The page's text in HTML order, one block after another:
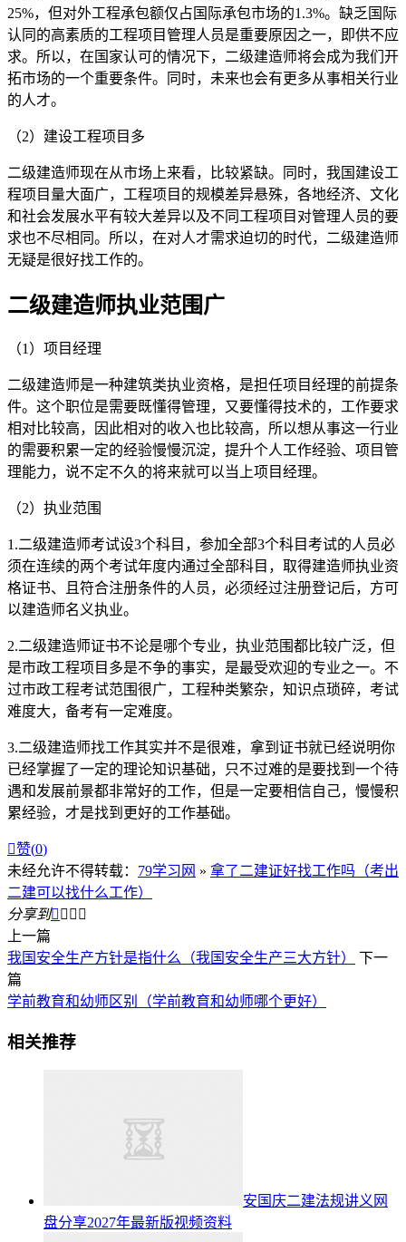
25%，但对外工程承包额仅占国际承包市场的1.3%。缺乏国际
认同的高素质的工程项目管理人员是重要原因之一，即供不应
求。所以，在国家认可的情况下，二级建造师将会成为我们开
拓市场的一个重要条件。同时，未来也会有更多从事相关行业
的人才。
（2）建设工程项目多
二级建造师现在从市场上来看，比较紧缺。同时，我国建设工
程项目量大面广，工程项目的规模差异悬殊，各地经济、文化
和社会发展水平有较大差异以及不同工程项目对管理人员的要
求也不尽相同。所以，在对人才需求迫切的时代，二级建造师
无疑是很好找工作的。
二级建造师执业范围广
（1）项目经理
二级建造师是一种建筑类执业资格，是担任项目经理的前提条
件。这个职位是需要既懂得管理，又要懂得技术的，工作要求
相对比较高，因此相对的收入也比较高，所以想从事这一行业
的需要积累一定的经验慢慢沉淀，提升个人工作经验、项目管
理能力，说不定不久的将来就可以当上项目经理。
（2）执业范围
1.二级建造师考试设3个科目，参加全部3个科目考试的人员必
须在连续的两个考试年度内通过全部科目，取得建造师执业资
格证书、且符合注册条件的人员，必须经过注册登记后，方可
以建造师名义执业。
2.二级建造师证书不论是哪个专业，执业范围都比较广泛，但
是市政工程项目多是不争的事实，是最受欢迎的专业之一。不
过市政工程考试范围很广，工程种类繁杂，知识点琐碎，考试
难度大，备考有一定难度。
3.二级建造师找工作其实并不是很难，拿到证书就已经说明你
已经掌握了一定的理论知识基础，只不过难的是要找到一个待
遇和发展前景都非常好的工作，但是一定要相信自己，慢慢积
累经验，才是找到更好的工作基础。
赞(0)
未经允许不得转载： 79学习网 » 拿了二建证好找工作吗（考出
二建可以找什么工作）
分享到   
上一篇
我国安全生产方针是指什么（我国安全生产三大方针）
下一
篇
学前教育和幼师区别（学前教育和幼师哪个更好）
相关推荐
安国庆二建法规讲义网
盘分享2027年最新版视频资料